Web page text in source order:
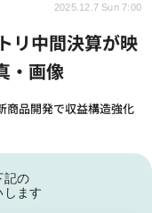
リ中間決算が映
・画像
商品開発で収益構造強化
2025.12.7 Sun 7:00
記の
ます